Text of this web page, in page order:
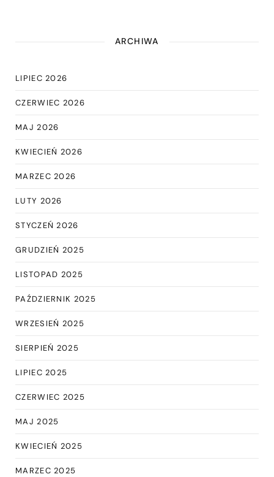
ARCHIWA
LIPIEC 2026
CZERWIEC 2026
MAJ 2026
KWIECIEŃ 2026
MARZEC 2026
LUTY 2026
STYCZEŃ 2026
GRUDZIEŃ 2025
LISTOPAD 2025
PAŹDZIERNIK 2025
WRZESIEŃ 2025
SIERPIEŃ 2025
LIPIEC 2025
CZERWIEC 2025
MAJ 2025
KWIECIEŃ 2025
MARZEC 2025